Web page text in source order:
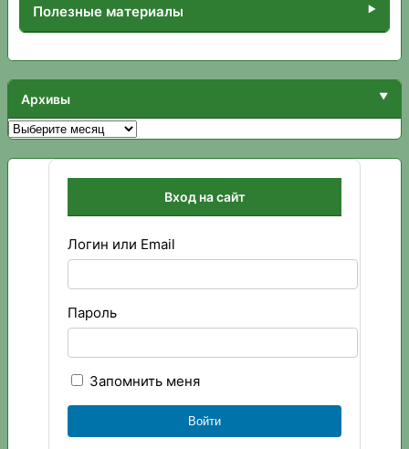
Полезные материалы
Архивы
Архивы
Вход на сайт
Логин или Email
Пароль
Запомнить меня